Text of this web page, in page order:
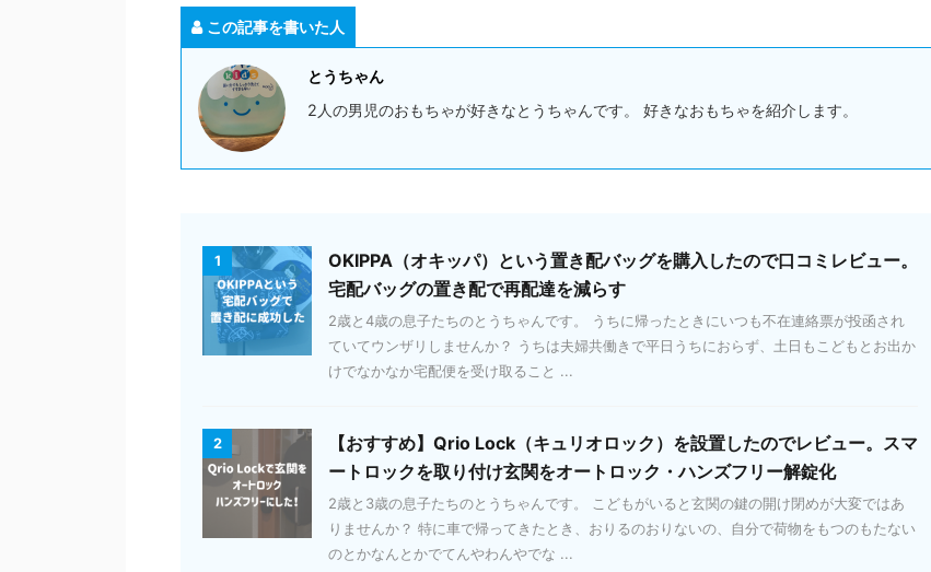
この記事を書いた人
とうちゃん
2人の男児のおもちゃが好きなとうちゃんです。 好きなおもちゃを紹介します。
1
OKIPPA（オキッパ）という置き配バッグを購入したので口コミレビュー。
宅配バッグの置き配で再配達を減らす
2歳と4歳の息子たちのとうちゃんです。 うちに帰ったときにいつも不在連絡票が投函され
ていてウンザリしませんか？ うちは夫婦共働きで平日うちにおらず、土日もこどもとお出か
けでなかなか宅配便を受け取ること ...
2
【おすすめ】Qrio Lock（キュリオロック）を設置したのでレビュー。スマ
ートロックを取り付け玄関をオートロック・ハンズフリー解錠化
2歳と3歳の息子たちのとうちゃんです。 こどもがいると玄関の鍵の開け閉めが大変ではあ
りませんか？ 特に車で帰ってきたとき、おりるのおりないの、自分で荷物をもつのもたない
のとかなんとかでてんやわんやでな ...